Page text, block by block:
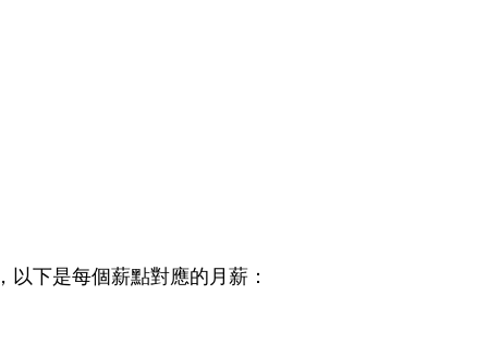
以下是每個薪點對應的月薪：